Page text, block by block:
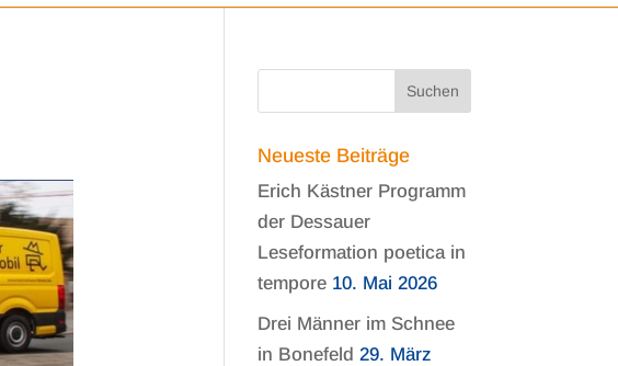
Neueste Beiträge
Erich Kästner Programm
der Dessauer
Leseformation poetica in
tempore 10. Mai 2026
Drei Männer im Schnee
in Bonefeld 29. März